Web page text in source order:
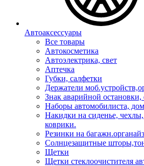
Автоаксессуары
Все товары
Автокосметика
Автоэлектрика, свет
Аптечка
Губки, салфетки
Держатели
Знак аварийной остановки,
Наборы автомобилиста,
Накидки на сиденье,
коврики.
Резинки на
Солнцезащитные
Щетки
Щетки стеклоочистителя